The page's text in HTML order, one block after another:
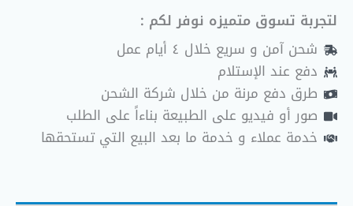
لتجربة تسوق متميزه نوفر لكم :
شحن آمن و سريع خلال ٤ أيام عمل
دفع عند الإستلام
طرق دفع مرنة من خلال شركة الشحن
صور أو فيديو على الطبيعة بناءاً على الطلب
خدمة عملاء و خدمة ما بعد البيع التي تستحقها